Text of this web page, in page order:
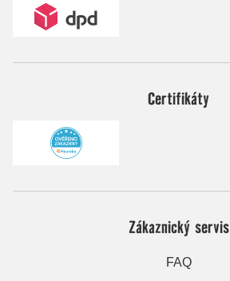
Certifikáty
Zákaznický servis
FAQ